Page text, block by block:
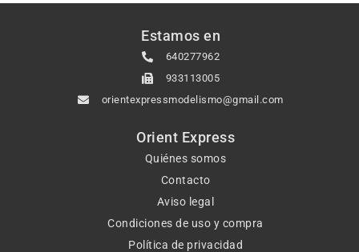
Estamos en
640277962
933113005
orientexpressmodelismo@gmail.com
Orient Express
Quiénes somos
Contacto
Aviso legal
Condiciones de uso y compra
Política de privacidad